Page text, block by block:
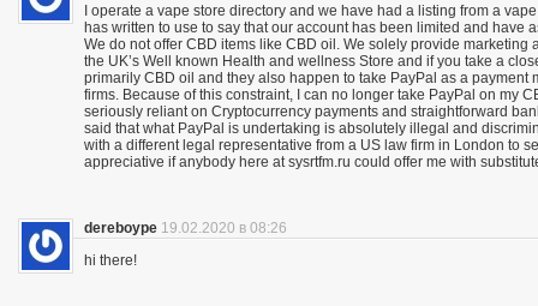
I operate a vape store directory and we have had a listing from a
has written to use to say that our account has been limited and have
We do not offer CBD items like CBD oil. We solely provide
the UK’s Well known Health and wellness Store and if you take a
primarily CBD oil and they also happen to take PayPal as a
firms. Because of this constraint, I can no longer take PayPal on my
seriously reliant on Cryptocurrency payments and straightforward
said that what PayPal is undertaking is absolutely illegal and
with a different legal representative from a US law firm in London to
appreciative if anybody here at sysrtfm.ru could offer me with
dereboype 19.02.2020 в 08:26
hi there!